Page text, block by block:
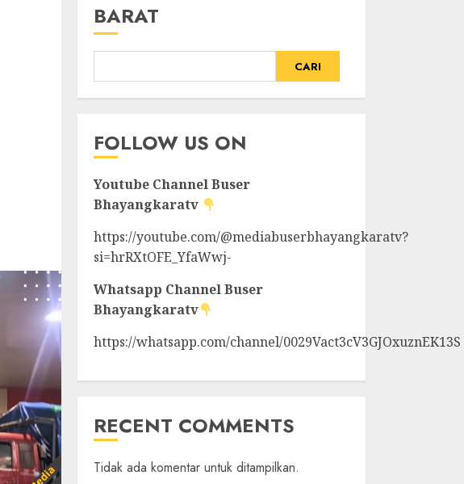
BARAT
CARI
FOLLOW US ON
Youtube ChannelBuser
Bhayangkaratv
https://youtube.com/@mediabuserbhayangkaratv?
si=hrRXtOFE_YfaWwj-
Whatsapp ChannelBuser
Bhayangkaratv
https://whatsapp.com/channel/0029Vact3cV3GJOxuznEK13S
RECENT COMMENTS
Tidak ada komentar untuk ditampilkan.